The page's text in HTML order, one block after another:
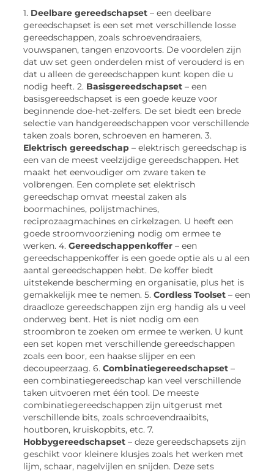
1. Deelbare gereedschapset – een deelbare
gereedschapset is een set met verschillende losse
gereedschappen, zoals schroevendraaiers,
vouwspanen, tangen enzovoorts. De voordelen zijn
dat uw set geen onderdelen mist of verouderd is en
dat u alleen de gereedschappen kunt kopen die u
nodig heeft. 2. Basisgereedschapset – een
basisgereedschapset is een goede keuze voor
beginnende doe-het-zelfers. De set biedt een brede
selectie van handgereedschappen voor verschillende
taken zoals boren, schroeven en hameren. 3.
Elektrisch gereedschap – elektrisch gereedschap is
een van de meest veelzijdige gereedschappen. Het
maakt het eenvoudiger om zware taken te
volbrengen. Een complete set elektrisch
gereedschap omvat meestal zaken als
boormachines, polijstmachines,
reciprozaagmachines en cirkelzagen. U heeft een
goede stroomvoorziening nodig om ermee te
werken. 4.Gereedschappenkoffer – een
gereedschappenkoffer is een goede optie als u al een
aantal gereedschappen hebt. De koffer biedt
uitstekende bescherming en organisatie, plus het is
gemakkelijk mee te nemen. 5.Cordless Toolset – een
draadloze gereedschappen zijn erg handig als u veel
onderweg bent. Het is niet nodig om een
stroombron te zoeken om ermee te werken. U kunt
een set kopen met verschillende gereedschappen
zoals een boor, een haakse slijper en een
decoupeerzaag. 6.Combinatiegereedschapset –
een combinatiegereedschap kan veel verschillende
taken uitvoeren met één tool. De meeste
combinatiegereedschappen zijn uitgerust met
verschillende bits, zoals schroevendraaibits,
houtboren, kruiskopbits, etc. 7.
Hobbygereedschapset – deze gereedschapsets zijn
geschikt voor kleinere klusjes zoals het werken met
lijm, schaar, nagelvijlen en snijden. Deze sets